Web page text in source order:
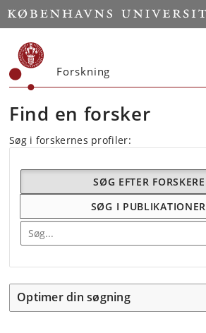
Start
Forskning
Find en forsker
Søg i forskernes profiler:
SØG EFTER FORSKERE
SØG I PUBLIKATIONER
Søg efter forskning
Optimer din søgning